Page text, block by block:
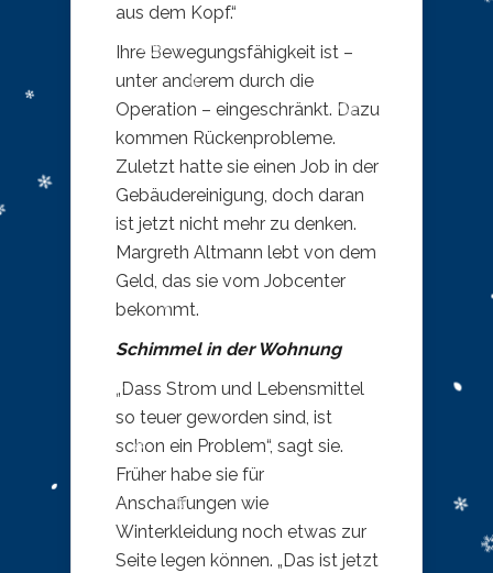
aus dem Kopf.“
Ihre Bewegungsfähigkeit ist –
unter anderem durch die
Operation – eingeschränkt. Dazu
kommen Rückenprobleme.
Zuletzt hatte sie einen Job in der
Gebäudereinigung, doch daran
ist jetzt nicht mehr zu denken.
Margreth Altmann lebt von dem
Geld, das sie vom Jobcenter
bekommt.
Schimmel in der Wohnung
„Dass Strom und Lebensmittel
so teuer geworden sind, ist
schon ein Problem“, sagt sie.
Früher habe sie für
Anschaffungen wie
Winterkleidung noch etwas zur
Seite legen können. „Das ist jetzt